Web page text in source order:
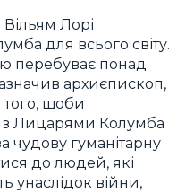
Лорі
для всього світу.
перебуває понад
архиєпископ,
того, щоби
з Лицарями Колумба
чудову гуманітарну
до людей, які
унаслідок війни,